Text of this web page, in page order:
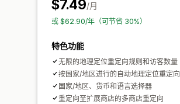
$7.49/月
或 $62.90/年（可节省 30%）
特色功能
无限的地理定位重定向规则和访客数量
按国家/地区进行的自动地理定位重定向
国家/地区、货币和语言选择器
重定向至扩展商店的多商店重定向